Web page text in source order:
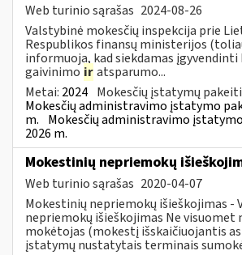
Web turinio sąrašas 2024-08-26
Valstybinė mokesčių inspekcija prie
Respublikos finansų ministerijos
informuoja, kad siekdamas
gaivinimo iratsparumo...
Metai: 2024 Mokesčių įstatymų
Mokesčių administravimo įstatymo
m. Mokesčių administravimo
2026 m.
Mokestinių nepriemokų
Web turinio sąrašas 2020-04-07
Mokestinių nepriemokų išieškojimas -
nepriemokų išieškojimas Ne visuomet
mokėtojas (mokestį išskaičiuojantis
įstatymų nustatytais terminais